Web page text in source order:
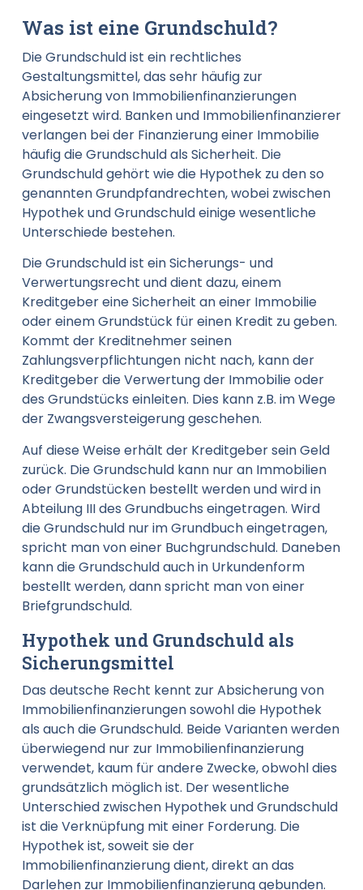
Was ist eine Grundschuld?
Die Grundschuld ist ein rechtliches
Gestaltungsmittel, das sehr häufig zur
Absicherung von Immobilienfinanzierungen
eingesetzt wird. Banken und Immobilienfinanzierer
verlangen bei der Finanzierung einer Immobilie
häufig die Grundschuld als Sicherheit. Die
Grundschuld gehört wie die Hypothek zu den so
genannten Grundpfandrechten, wobei zwischen
Hypothek und Grundschuld einige wesentliche
Unterschiede bestehen.
Die Grundschuld ist ein Sicherungs- und
Verwertungsrecht und dient dazu, einem
Kreditgeber eine Sicherheit an einer Immobilie
oder einem Grundstück für einen Kredit zu geben.
Kommt der Kreditnehmer seinen
Zahlungsverpflichtungen nicht nach, kann der
Kreditgeber die Verwertung der Immobilie oder
des Grundstücks einleiten. Dies kann z.B. im Wege
der Zwangsversteigerung geschehen.
Auf diese Weise erhält der Kreditgeber sein Geld
zurück. Die Grundschuld kann nur an Immobilien
oder Grundstücken bestellt werden und wird in
Abteilung III des Grundbuchs eingetragen. Wird
die Grundschuld nur im Grundbuch eingetragen,
spricht man von einer Buchgrundschuld. Daneben
kann die Grundschuld auch in Urkundenform
bestellt werden, dann spricht man von einer
Briefgrundschuld.
Hypothek und Grundschuld als
Sicherungsmittel
Das deutsche Recht kennt zur Absicherung von
Immobilienfinanzierungen sowohl die Hypothek
als auch die Grundschuld. Beide Varianten werden
überwiegend nur zur Immobilienfinanzierung
verwendet, kaum für andere Zwecke, obwohl dies
grundsätzlich möglich ist. Der wesentliche
Unterschied zwischen Hypothek und Grundschuld
ist die Verknüpfung mit einer Forderung. Die
Hypothek ist, soweit sie der
Immobilienfinanzierung dient, direkt an das
Darlehen zur Immobilienfinanzierung gebunden.